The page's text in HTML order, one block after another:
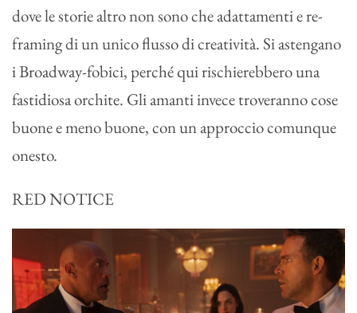
dove le storie altro non sono che adattamenti e re-
framing di un unico flusso di creatività. Si astengano
i Broadway-fobici, perché qui rischierebbero una
fastidiosa orchite. Gli amanti invece troveranno cose
buone e meno buone, con un approccio comunque
onesto.
RED NOTICE